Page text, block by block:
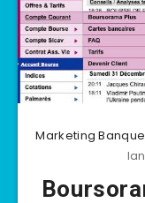
Marketing Banque